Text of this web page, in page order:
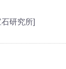
研究所]